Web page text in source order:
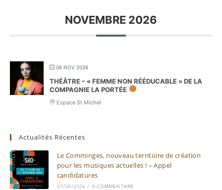
NOVEMBRE 2026
06 NOV 2026
THÉÂTRE – « FEMME NON RÉÉDUCABLE » DE LA
COMPAGNIE LA PORTÉE
Espace St Michel
Actualités Récentes
Le Comminges, nouveau territoire de création
pour les musiques actuelles ! – Appel
candidatures
07/08/2026 / 0 COMMENTAIRE